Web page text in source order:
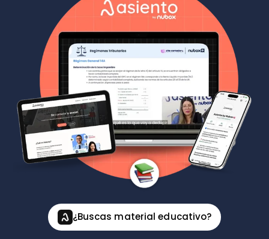
¿Buscas material educativo?